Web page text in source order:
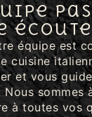
écoute
équipe est
cuisine
et vous
sommes
à toutes vos